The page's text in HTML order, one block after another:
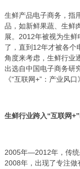
生鲜产品电子商务，指
品，如新鲜果蔬、生鲜
展。2012年被视为生鲜
了，直到12年才被各个
角度来考虑，生鲜行业
出选自中国电子商务研
《“互联网+”：产业风口
生鲜行业跨入“互联网
2005年—2012年，传统
2008年，出现了专注